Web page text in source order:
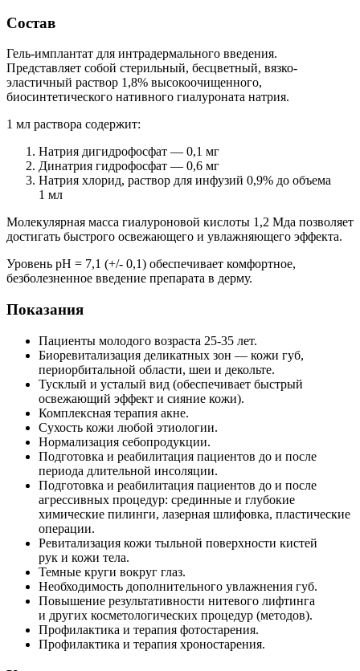
Состав
Гель-имплантат для интрадермального введения.
Представляет собой стерильный, бесцветный, вязко-
эластичный раствор 1,8% высокоочищенного,
биосинтетического нативного гиалуроната натрия.
1 мл раствора содержит:
Натрия дигидрофосфат — 0,1 мг
Динатрия гидрофосфат — 0,6 мг
Натрия хлорид, раствор для инфузий 0,9% до объема
1 мл
Молекулярная масса гиалуроновой кислоты 1,2 Мда позволяет
достигать быстрого освежающего и увлажняющего эффекта.
Уровень рН = 7,1 (+/- 0,1) обеспечивает комфортное,
безболезненное введение препарата в дерму.
Показания
Пациенты молодого возраста 25-35 лет.
Биоревитализация деликатных зон — кожи губ,
периорбитальной области, шеи и декольте.
Тусклый и усталый вид (обеспечивает быстрый
освежающий эффект и сияние кожи).
Комплексная терапия акне.
Сухость кожи любой этиологии.
Нормализация себопродукции.
Подготовка и реабилитация пациентов до и после
периода длительной инсоляции.
Подготовка и реабилитация пациентов до и после
агрессивных процедур: срединные и глубокие
химические пилинги, лазерная шлифовка, пластические
операции.
Ревитализация кожи тыльной поверхности кистей
рук и кожи тела.
Темные круги вокруг глаз.
Необходимость дополнительного увлажнения губ.
Повышение результативности нитевого лифтинга
и других косметологических процедур (методов).
Профилактика и терапия фотостарения.
Профилактика и терапия хроностарения.